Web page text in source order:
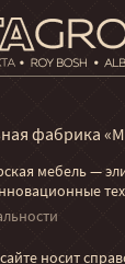
фабрика
мебель —
носит